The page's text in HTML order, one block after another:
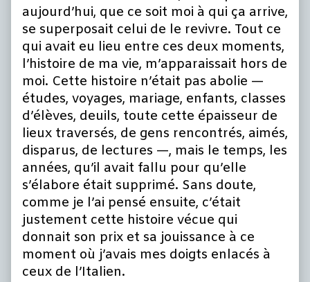
aujourd’hui, que ce soit moi à qui ça arrive,
se superposait celui de le revivre. Tout ce
qui avait eu lieu entre ces deux moments,
l’histoire de ma vie, m’apparaissait hors de
moi. Cette histoire n’était pas abolie —
études, voyages, mariage, enfants, classes
d’élèves, deuils, toute cette épaisseur de
lieux traversés, de gens rencontrés, aimés,
disparus, de lectures —, mais le temps, les
années, qu’il avait fallu pour qu’elle
s’élabore était supprimé. Sans doute,
comme je l’ai pensé ensuite, c’était
justement cette histoire vécue qui
donnait son prix et sa jouissance à ce
moment où j’avais mes doigts enlacés à
ceux de l’Italien.